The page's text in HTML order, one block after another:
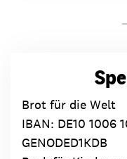
Brot für die Welt
IBAN: DE10 1006
GENODED1KDB